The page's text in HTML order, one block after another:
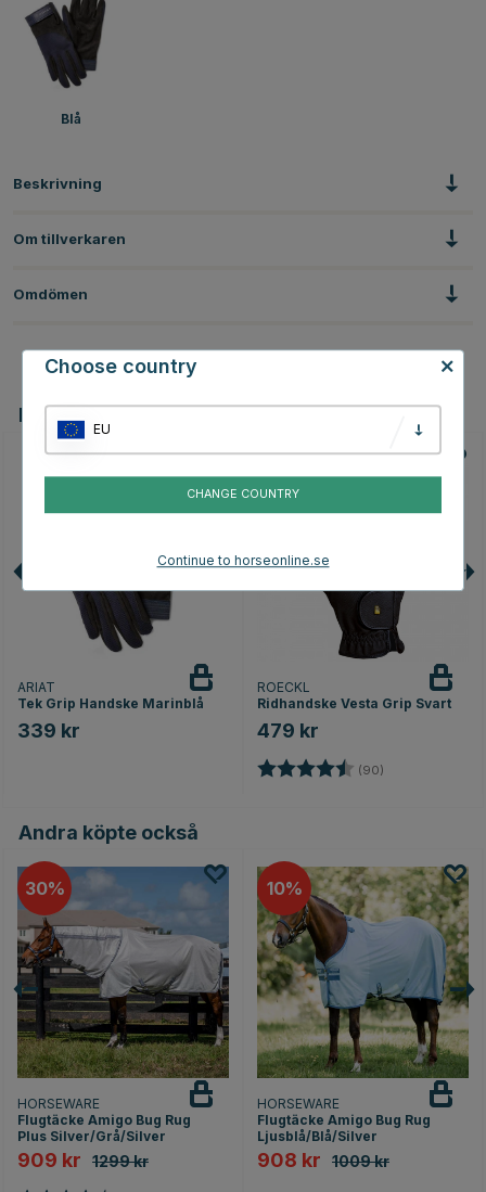
Blå
Beskrivning
Om tillverkaren
Omdömen
Du kanske även är intresserad av
ARIAT
Tek Grip Handske Marinblå
339 kr
ROECKL
Ridhandske Vesta Grip Svart
479 kr
Betyg: (90)
Andra köpte också
30
HORSEWARE
Flugtäcke Amigo Bug Rug
Plus Silver/Grå/Silver
909 kr 1299 kr
10
HORSEWARE
Flugtäcke Amigo Bug Rug
Ljusblå/Blå/Silver
908 kr 1009 kr
Choose country
EU
CHANGE COUNTRY
Continue to horseonline.se